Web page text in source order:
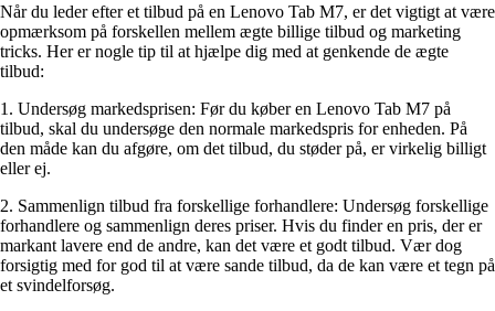
Når du leder efter et tilbud på en Lenovo Tab M7, er det vigtigt at være
opmærksom på forskellen mellem ægte billige tilbud og marketing
tricks. Her er nogle tip til at hjælpe dig med at genkende de ægte
tilbud:
1. Undersøg markedsprisen: Før du køber en Lenovo Tab M7 på
tilbud, skal du undersøge den normale markedspris for enheden. På
den måde kan du afgøre, om det tilbud, du støder på, er virkelig billigt
eller ej.
2. Sammenlign tilbud fra forskellige forhandlere: Undersøg forskellige
forhandlere og sammenlign deres priser. Hvis du finder en pris, der er
markant lavere end de andre, kan det være et godt tilbud. Vær dog
forsigtig med for god til at være sande tilbud, da de kan være et tegn på
et svindelforsøg.